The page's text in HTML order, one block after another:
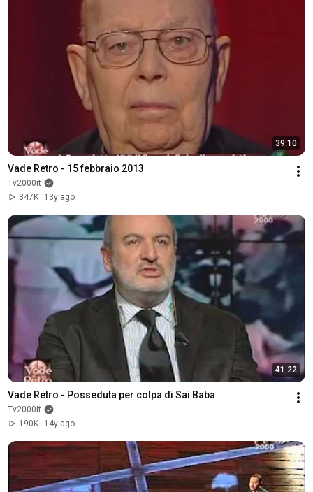
39:10
Vade Retro - 15 febbraio 2013
Tv2000it
347K
13y ago
41:22
Vade Retro - Posseduta per colpa di Sai Baba
Tv2000it
190K
14y ago